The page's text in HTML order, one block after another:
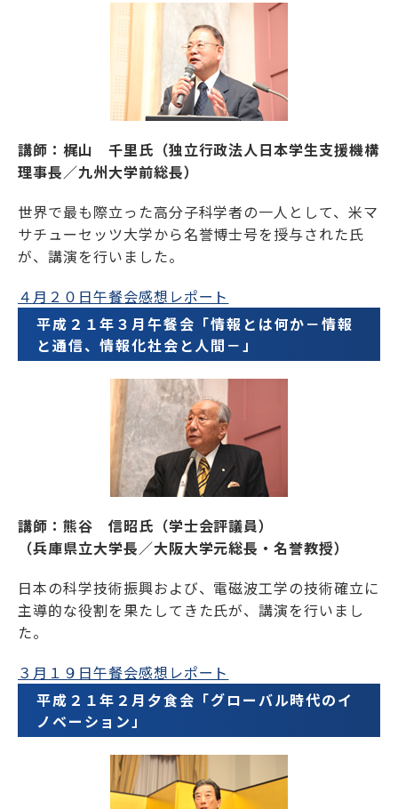
講師：梶山 千里氏（独立行政法人日本学生支援機構
理事長／九州大学前総長）
世界で最も際立った高分子科学者の一人として、米マ
サチューセッツ大学から名誉博士号を授与された氏
が、講演を行いました。
４月２０日午餐会感想レポート
平成２１年３月午餐会「情報とは何か－情報
と通信、情報化社会と人間－」
講師：熊谷 信昭氏（学士会評議員）
（兵庫県立大学長／大阪大学元総長・名誉教授）
日本の科学技術振興および、電磁波工学の技術確立に
主導的な役割を果たしてきた氏が、講演を行いまし
た。
３月１９日午餐会感想レポート
平成２１年２月夕食会「グローバル時代のイ
ノベーション」